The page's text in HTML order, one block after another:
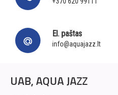
El. paštas
info@aquajazz.lt
UAB, AQUA JAZZ